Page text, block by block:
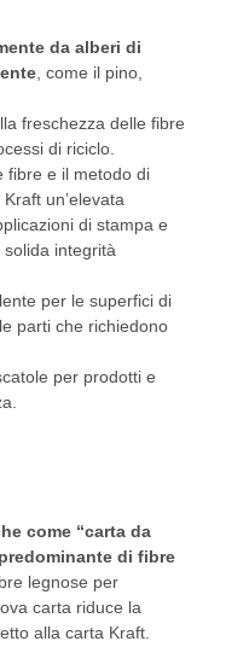
da alberi di
, come il pino,
freschezza delle fibre
di riciclo.
fibre e il metodo di
un’elevata
di stampa e
integrità
per le superfici di
parti che richiedono
per prodotti e
come “carta da
di fibre
legnose per
carta riduce la
alla carta Kraft.